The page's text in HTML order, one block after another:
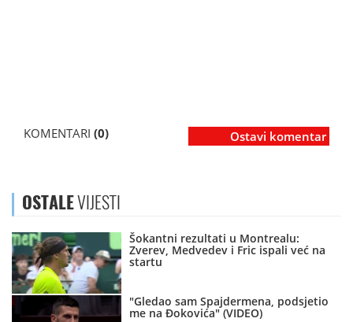
KOMENTARI (0) Ostavi komentar
OSTALEVIJESTI
Šokantni rezultati u Montrealu:
Zverev, Medvedev i Fric ispali već na
startu
"Gledao sam Spajdermena, podsjetio
me na Đokovića" (VIDEO)